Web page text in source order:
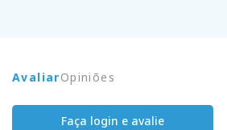
AvaliarOpiniões
Faça login e avalie